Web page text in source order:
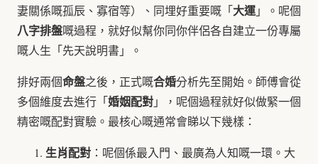
妻關係嘅孤辰、寡宿等）、同埋好重要嘅「大運」。呢個
八字排盤嘅過程，就好似幫你同你伴侶各自建立一份專屬
嘅人生「先天說明書」。
排好兩個命盤之後，正式嘅合婚分析先至開始。師傅會從
多個維度去進行「婚姻配對」，呢個過程就好似做緊一個
精密嘅配對實驗。最核心嘅通常會睇以下幾樣：
生肖配對 ：呢個係最入門、最廣為人知嘅一環。大